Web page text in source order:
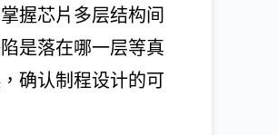
握芯片多层结构间
是落在哪一层等真
确认制程设计的可